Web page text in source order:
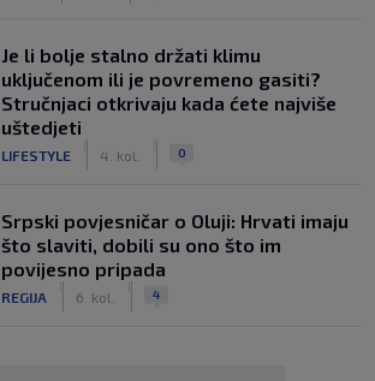
Je li bolje stalno držati klimu
uključenom ili je povremeno gasiti?
Stručnjaci otkrivaju kada ćete najviše
uštedjeti
LIFESTYLE 4. kol. 0
Srpski povjesničar o Oluji: Hrvati imaju
što slaviti, dobili su ono što im
povijesno pripada
REGIJA 6. kol. 4